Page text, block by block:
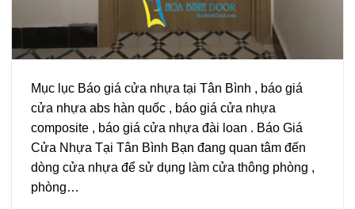
Mục lục Báo giá cửa nhựa tại Tân Bình , báo giá
cửa nhựa abs hàn quốc , báo giá cửa nhựa
composite , báo giá cửa nhựa đài loan . Báo Giá
Cửa Nhựa Tại Tân Bình Bạn đang quan tâm đến
dòng cửa nhựa để sử dụng làm cửa thông phòng ,
phòng…